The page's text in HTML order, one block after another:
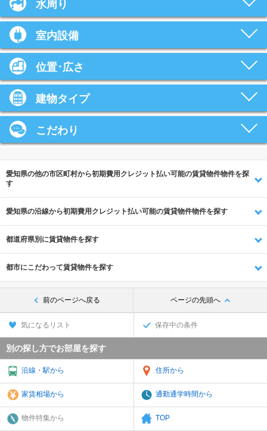
水周り
室内設備
位置･広さ
建物タイプ
こだわり
愛知県の他の市区町村から初期費用クレジット払い可能の賃貸物件物件を探
す
愛知県の沿線から初期費用クレジット払い可能の賃貸物件物件を探す
都道府県別に賃貸物件を探す
都市にこだわって賃貸物件を探す
前のページへ戻る ページの先頭へ
気になるリスト 保存中の条件
別の探し方でお部屋を探す
沿線・駅から 住所から
家賃相場から 通勤通学時間から
物件特集から TOP